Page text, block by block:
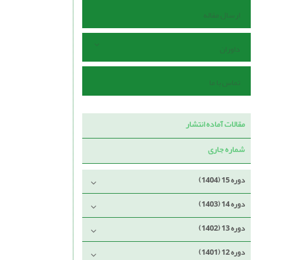
ارسال مقاله
داوران
تماس با ما
مقالات آماده انتشار
شماره جاری
دوره 15 (1404)
دوره 14 (1403)
دوره 13 (1402)
دوره 12 (1401)